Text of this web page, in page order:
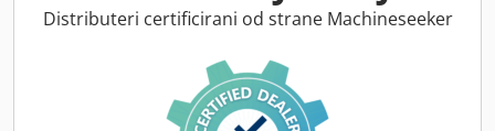
Distributeri certificirani od strane Machineseeker